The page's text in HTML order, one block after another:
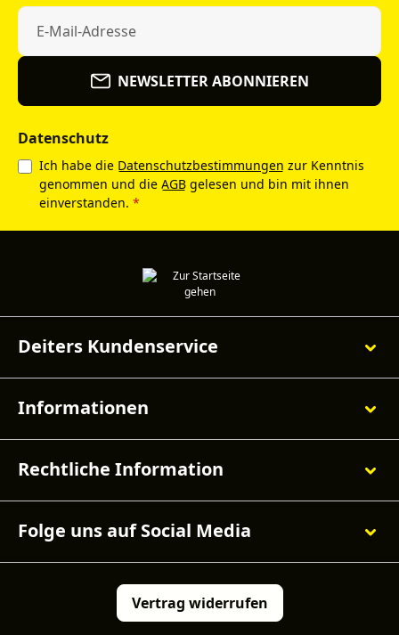
NEWSLETTER ABONNIEREN
Datenschutz
Ich habe die Datenschutzbestimmungen zur Kenntnis
genommen und die AGB gelesen und bin mit ihnen
einverstanden. *
Deiters Kundenservice
Informationen
Rechtliche Information
Folge uns auf Social Media
Vertrag widerrufen